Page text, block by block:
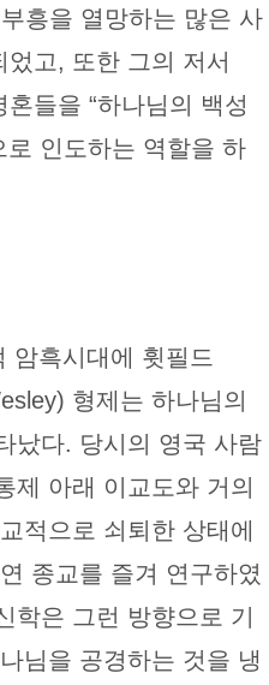
흥을 열망하는 많은 사
고, 또한 그의 저서
들을 “하나님의 백성
로 인도하는 역할을 하
암흑시대에 휫필드
형제는 하나님의
났다. 당시의 영국 사람
제 아래 이교도와 거의
적으로 쇠퇴한 상태에
종교를 즐겨 연구하였
학은 그런 방향으로 기
님을 공경하는 것을 냉